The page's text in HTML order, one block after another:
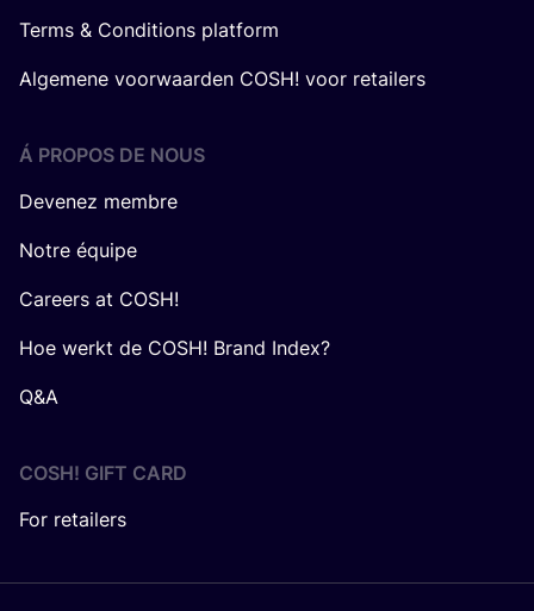
Terms & Conditions platform
Algemene voorwaarden COSH! voor retailers
Á PROPOS DE NOUS
Devenez membre
Notre équipe
Careers at COSH!
Hoe werkt de COSH! Brand Index?
Q&A
COSH! GIFT CARD
For retailers